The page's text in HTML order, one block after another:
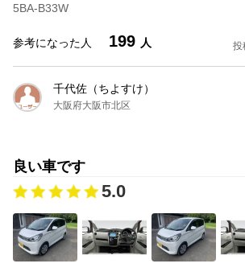
5BA-B33W
参考になった人 199 人 投
千代佐（ちよすけ）
大阪府大阪市北区
良い車です
5.0